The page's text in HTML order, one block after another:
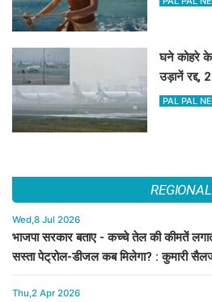
घने कोहरे के
उड़ानें रद्द,
PAL PAL
REGIONAL
Wed,8 Jul 2026
भाजपा सरकार बताए - कच्चे तेल की कीमतें
सस्ता पेट्रोल-डीजल कब मिलेगा? : कुमारी
Thu,2 Apr 2026